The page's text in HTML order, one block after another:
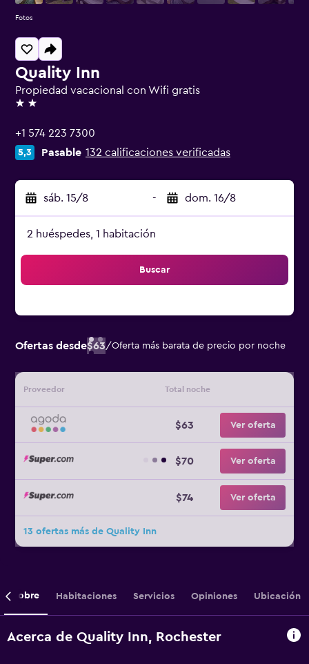
Quality Inn
Propiedad vacacional con Wifi gratis
2 estrellas
+1 574 223 7300
5,3 Pasable 132 calificaciones verificadas
sáb. 15/8 - dom. 16/8
2 huéspedes, 1 habitación
Buscar
Ofertas desde$63/Oferta más barata de precio por noche
Proveedor Total noche
$63 Ver oferta
$70 Ver oferta
$74 Ver oferta
13 ofertas más de Quality Inn
Fotos
Sobre Habitaciones Servicios Opiniones Ubicación
Acerca de Quality Inn, Rochester